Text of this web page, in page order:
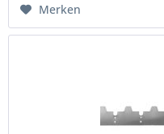
Merken